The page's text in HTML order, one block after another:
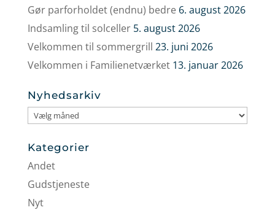
Gør parforholdet (endnu) bedre 6. august 2026
Indsamling til solceller 5. august 2026
Velkommen til sommergrill 23. juni 2026
Velkommen i Familienetværket 13. januar 2026
Nyhedsarkiv
Nyhedsarkiv
Kategorier
Andet
Gudstjeneste
Nyt